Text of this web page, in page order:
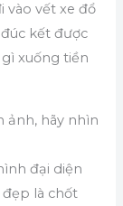
vào vết xe đổ
kết được
xuống tiền
ảnh, hãy nhìn
đại diện
là chốt